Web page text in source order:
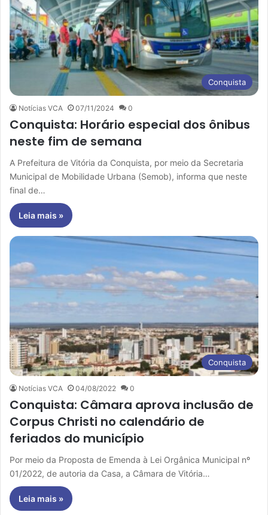
Conquista
Notícias VCA 07/11/2024 0
Conquista: Horário especial dos ônibus
neste fim de semana
A Prefeitura de Vitória da Conquista, por meio da Secretaria
Municipal de Mobilidade Urbana (Semob), informa que neste
final de…
Leia mais »
Conquista
Notícias VCA 04/08/2022 0
Conquista: Câmara aprova inclusão de
Corpus Christi no calendário de
feriados do município
Por meio da Proposta de Emenda à Lei Orgânica Municipal nº
01/2022, de autoria da Casa, a Câmara de Vitória…
Leia mais »